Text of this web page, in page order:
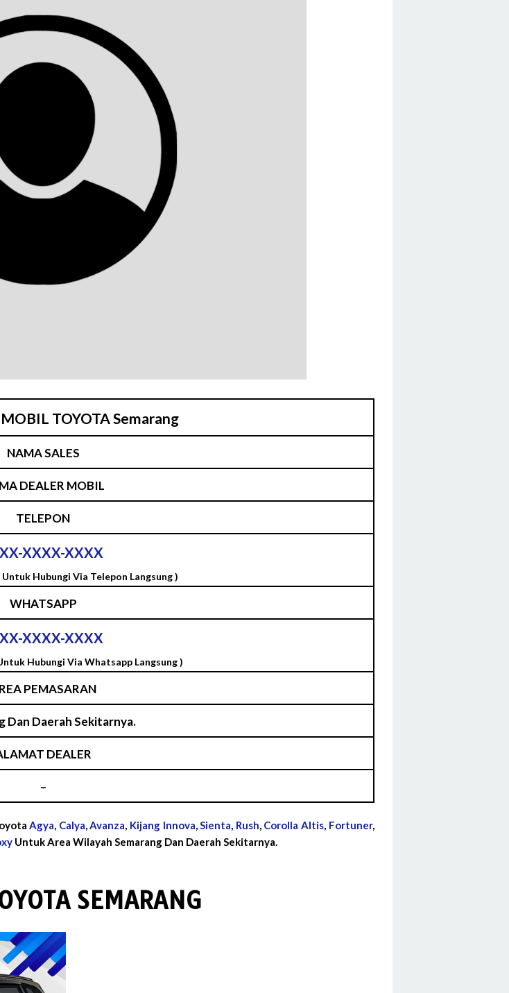
TOYOTA Semarang
NAMA SALES
DEALER MOBIL
TELEPON
XXXX-XXXX
Hubungi Via Telepon Langsung )
WHATSAPP
XXXX-XXXX
Hubungi Via Whatsapp Langsung )
PEMASARAN
Dan Daerah Sekitarnya.
DEALER
–
Agya, Calya,Avanza, Kijang Innova,Sienta, Rush, Corolla Altis, Fortuner,
Untuk Area Wilayah Semarang Dan Daerah Sekitarnya.
SEMARANG